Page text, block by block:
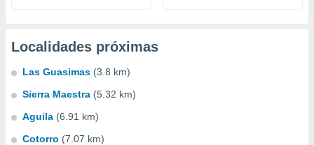
Localidades próximas
Las Guasimas (3.8 km)
Sierra Maestra (5.32 km)
Aguila (6.91 km)
Cotorro (7.07 km)